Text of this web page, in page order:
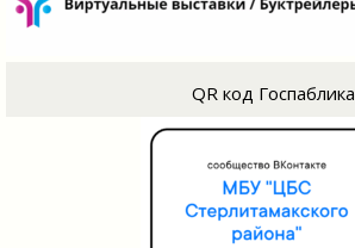
QR код Госпаблика